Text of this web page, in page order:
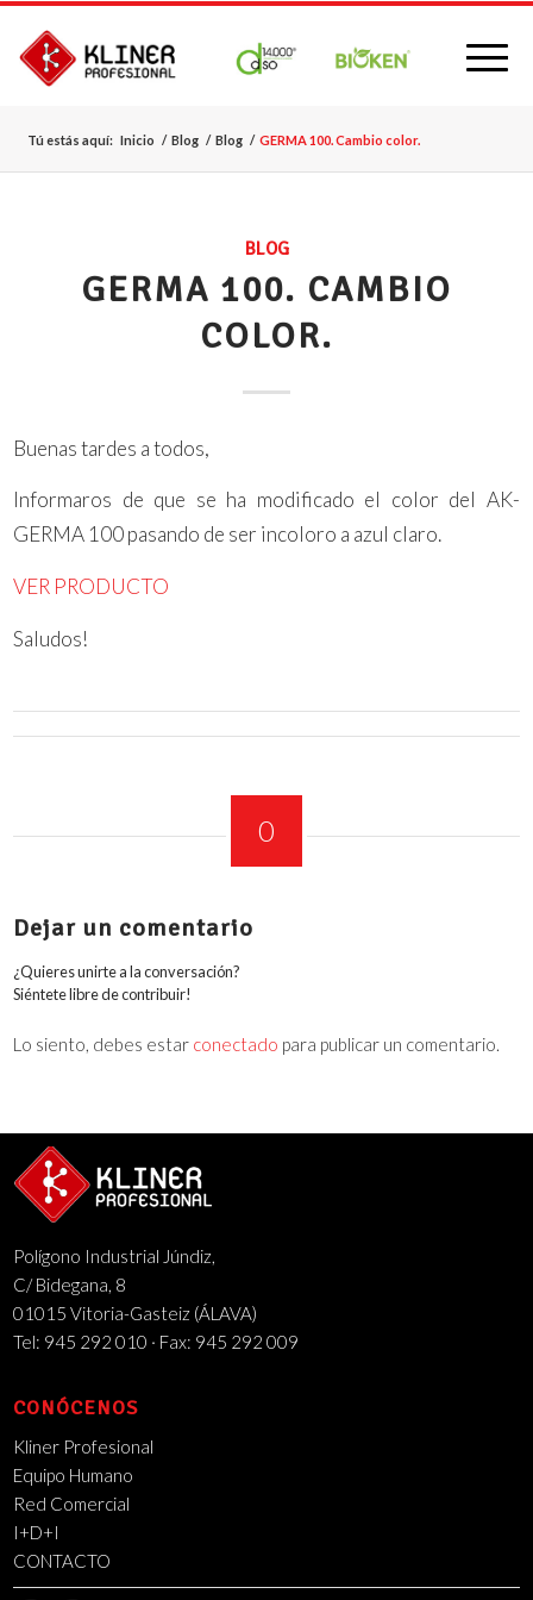
Tú estás aquí: Inicio / Blog / Blog / GERMA 100. Cambio color.
BLOG
GERMA 100. CAMBIO
COLOR.
Buenas tardes a todos,
Informaros de que se ha modificado el color del AK-
GERMA 100 pasando de ser incoloro a azul claro.
VER PRODUCTO
Saludos!
0
Dejar un comentario
¿Quieres unirte a la conversación?
Siéntete libre de contribuir!
Lo siento, debes estar conectado para publicar un comentario.
Polígono Industrial Júndiz,
C/ Bidegana, 8
01015 Vitoria-Gasteiz (ÁLAVA)
Tel: 945 292 010 · Fax: 945 292 009
CONÓCENOS
Kliner Profesional
Equipo Humano
Red Comercial
I+D+I
CONTACTO